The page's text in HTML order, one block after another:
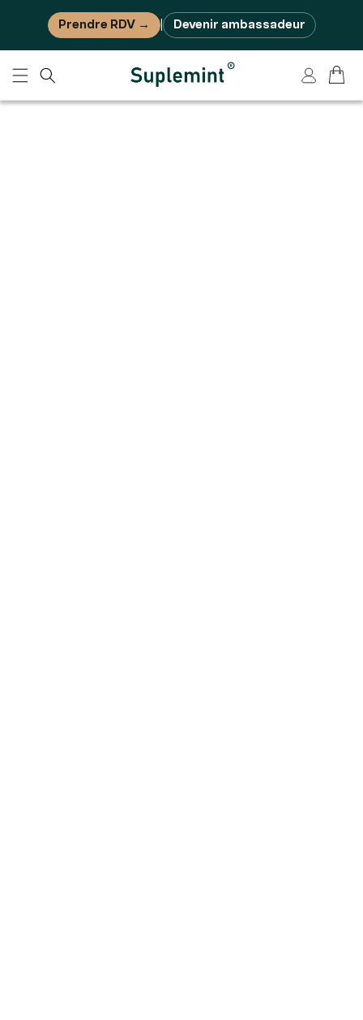
Ignorer et passer au contenu
Prendre RDV → | Devenir ambassadeur
Panier